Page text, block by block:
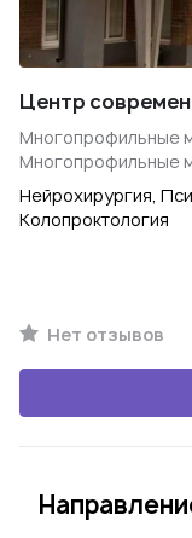
Центр
Многопрофильные
Многопрофильные
Нейрохирургия,
Колопроктология
Нет отзывов